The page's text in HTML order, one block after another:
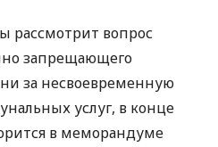
рассмотрит вопрос
запрещающего
за несвоевременную
услуг, в конце
в меморандуме